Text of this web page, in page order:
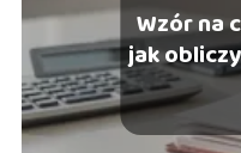
Wzór na
jak